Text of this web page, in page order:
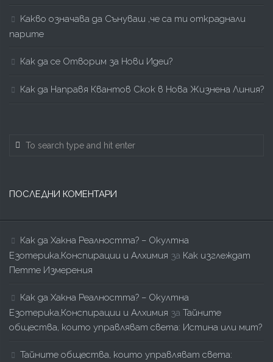
Kакво означава да Сънуваш ,че са ти откраднали
парите
Как да се Отворим за Нови Идеи?
Как да Направя Квантов Скок в Нова Жизнена Линия?
ПОСЛЕДНИ КОМЕНТАРИ
Как да Хакна Реалността? – Окултна
Езотерика,Конспирации и Алхимия за Как изглеждат
Петте Измерения
Как да Хакна Реалността? – Окултна
Езотерика,Конспирации и Алхимия за Тайните
общества, които управляват света: Истина или мит?
Тайните общества, които управляват света: